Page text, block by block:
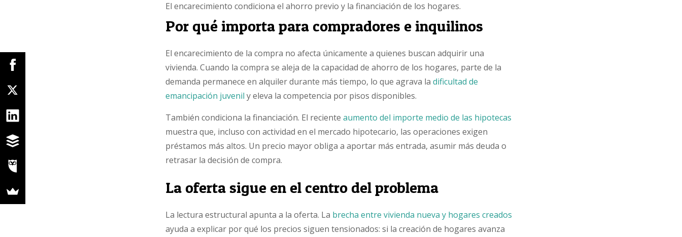
El encarecimiento condiciona el ahorro previo y la financiación de los hogares.
Por qué importa para compradores e inquilinos
El encarecimiento de la compra no afecta únicamente a quienes buscan adquirir una
vivienda. Cuando la compra se aleja de la capacidad de ahorro de los hogares, parte de la
demanda permanece en alquiler durante más tiempo, lo que agrava ladificultad de
emancipación juvenil y eleva la competencia por pisos disponibles.
También condiciona la financiación. El recienteaumento del importe medio de las hipotecas
muestra que, incluso con actividad en el mercado hipotecario, las operaciones exigen
préstamos más altos. Un precio mayor obliga a aportar más entrada, asumir más deuda o
retrasar la decisión de compra.
La oferta sigue en el centro del problema
La lectura estructural apunta a la oferta. La brecha entre vivienda nueva y hogares creados
ayuda a explicar por qué los precios siguen tensionados: si la creación de hogares avanza